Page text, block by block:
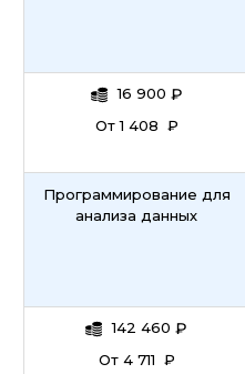
16 900 ₽
От 1 408 ₽
Программирование для
анализа данных
142 460 ₽
От 4 711 ₽